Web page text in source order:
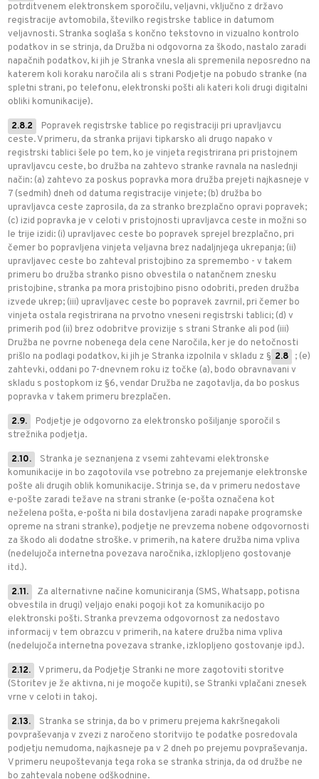
potrditvenem elektronskem sporočilu, veljavni, vključno z državo
registracije avtomobila, številko registrske tablice in datumom
veljavnosti. Stranka soglaša s končno tekstovno in vizualno kontrolo
podatkov in se strinja, da Družba ni odgovorna za škodo, nastalo zaradi
napačnih podatkov, ki jih je Stranka vnesla ali spremenila neposredno na
katerem koli koraku naročila ali s strani Podjetje na pobudo stranke (na
spletni strani, po telefonu, elektronski pošti ali kateri koli drugi digitalni
obliki komunikacije).
2.8.2
Popravek registrske tablice po registraciji pri upravljavcu
ceste. V primeru, da stranka prijavi tipkarsko ali drugo napako v
registrski tablici šele po tem, ko je vinjeta registrirana pri pristojnem
upravljavcu ceste, bo družba na zahtevo stranke ravnala na naslednji
način: (a) zahtevo za poskus popravka mora družba prejeti najkasneje v
7 (sedmih) dneh od datuma registracije vinjete; (b) družba bo
upravljavca ceste zaprosila, da za stranko brezplačno opravi popravek;
(c) izid popravka je v celoti v pristojnosti upravljavca ceste in možni so
le trije izidi: (i) upravljavec ceste bo popravek sprejel brezplačno, pri
čemer bo popravljena vinjeta veljavna brez nadaljnjega ukrepanja; (ii)
upravljavec ceste bo zahteval pristojbino za spremembo - v takem
primeru bo družba stranko pisno obvestila o natančnem znesku
pristojbine, stranka pa mora pristojbino pisno odobriti, preden družba
izvede ukrep; (iii) upravljavec ceste bo popravek zavrnil, pri čemer bo
vinjeta ostala registrirana na prvotno vneseni registrski tablici; (d) v
primerih pod (ii) brez odobritve provizije s strani Stranke ali pod (iii)
Družba ne povrne nobenega dela cene Naročila, ker je do netočnosti
prišlo na podlagi podatkov, ki jih je Stranka izpolnila v skladu z § 2.8
; (e)
zahtevki, oddani po 7-dnevnem roku iz točke (a), bodo obravnavani v
skladu s postopkom iz §6, vendar Družba ne zagotavlja, da bo poskus
popravka v takem primeru brezplačen.
2.9.
Podjetje je odgovorno za elektronsko pošiljanje sporočil s
strežnika podjetja.
2.10.
Stranka je seznanjena z vsemi zahtevami elektronske
komunikacije in bo zagotovila vse potrebno za prejemanje elektronske
pošte ali drugih oblik komunikacije. Strinja se, da v primeru nedostave
e-pošte zaradi težave na strani stranke (e-pošta označena kot
neželena pošta, e-pošta ni bila dostavljena zaradi napake programske
opreme na strani stranke), podjetje ne prevzema nobene odgovornosti
za škodo ali dodatne stroške. v primerih, na katere družba nima vpliva
(nedelujoča internetna povezava naročnika, izklopljeno gostovanje
itd.).
2.11.
Za alternativne načine komuniciranja (SMS, Whatsapp, potisna
obvestila in drugi) veljajo enaki pogoji kot za komunikacijo po
elektronski pošti. Stranka prevzema odgovornost za nedostavo
informacij v tem obrazcu v primerih, na katere družba nima vpliva
(nedelujoča internetna povezava stranke, izklopljeno gostovanje ipd.).
2.12.
V primeru, da Podjetje Stranki ne more zagotoviti storitve
(Storitev je že aktivna, ni je mogoče kupiti), se Stranki vplačani znesek
vrne v celoti in takoj.
2.13.
Stranka se strinja, da bo v primeru prejema kakršnegakoli
povpraševanja v zvezi z naročeno storitvijo te podatke posredovala
podjetju nemudoma, najkasneje pa v 2 dneh po prejemu povpraševanja.
V primeru neupoštevanja tega roka se stranka strinja, da od družbe ne
bo zahtevala nobene odškodnine.